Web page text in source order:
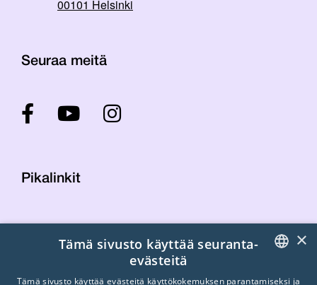
00101 Helsinki
Seuraa meitä
Pikalinkit
Laskutustiedot
FINNISH
×
Tämä sivusto käyttää seuranta-
evästeitä
Tämä sivusto käyttää evästeitä käyttökokemuksen parantamiseksi ja